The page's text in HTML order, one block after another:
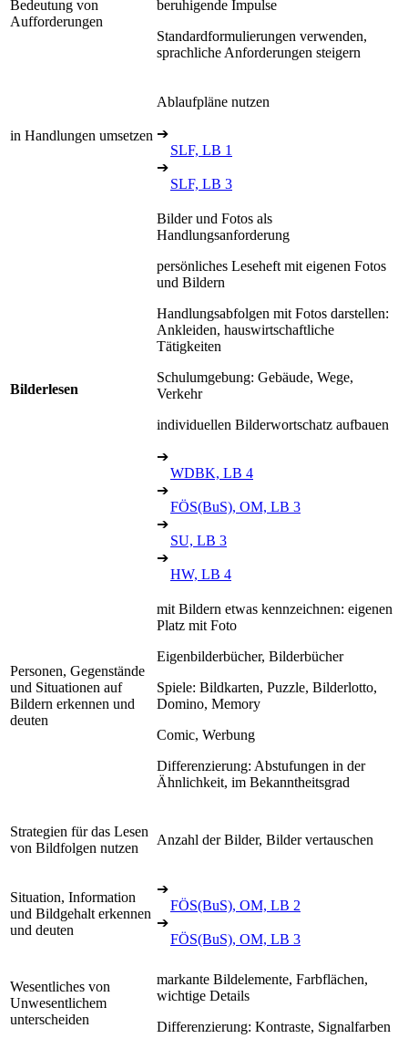
Bedeutung von
Aufforderungen
beruhigende Impulse
Standardformulierungen verwenden,
sprachliche Anforderungen steigern
in Handlungen umsetzen
Ablaufpläne nutzen
➔
SLF, LB 1
➔
SLF, LB 3
Bilderlesen
Bilder und Fotos als
Handlungsanforderung
persönliches Leseheft mit eigenen Fotos
und Bildern
Handlungsabfolgen mit Fotos darstellen:
Ankleiden, hauswirtschaftliche
Tätigkeiten
Schulumgebung: Gebäude, Wege,
Verkehr
individuellen Bilderwortschatz aufbauen
➔
WDBK, LB 4
➔
FÖS(BuS), OM, LB 3
➔
SU, LB 3
➔
HW, LB 4
Personen, Gegenstände
und Situationen auf
Bildern erkennen und
deuten
mit Bildern etwas kennzeichnen: eigenen
Platz mit Foto
Eigenbilderbücher, Bilderbücher
Spiele: Bildkarten, Puzzle, Bilderlotto,
Domino, Memory
Comic, Werbung
Differenzierung: Abstufungen in der
Ähnlichkeit, im Bekanntheitsgrad
Strategien für das Lesen
von Bildfolgen nutzen
Anzahl der Bilder, Bilder vertauschen
Situation, Information
und Bildgehalt erkennen
und deuten
➔
FÖS(BuS), OM, LB 2
➔
FÖS(BuS), OM, LB 3
Wesentliches von
Unwesentlichem
unterscheiden
markante Bildelemente, Farbflächen,
wichtige Details
Differenzierung: Kontraste, Signalfarben